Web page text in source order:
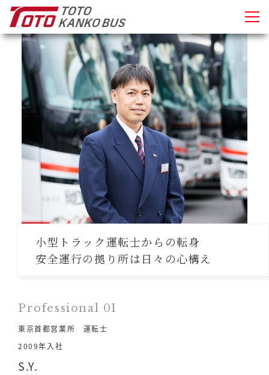
Professional 01
小型トラック運転士からの転身
安全運行の拠り所は日々の心構え
東京首都営業所 運転士
2009年入社
S.Y.